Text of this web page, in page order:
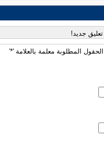
تعليق جديد!
المطلوبة معلمة بالعلامة '*'